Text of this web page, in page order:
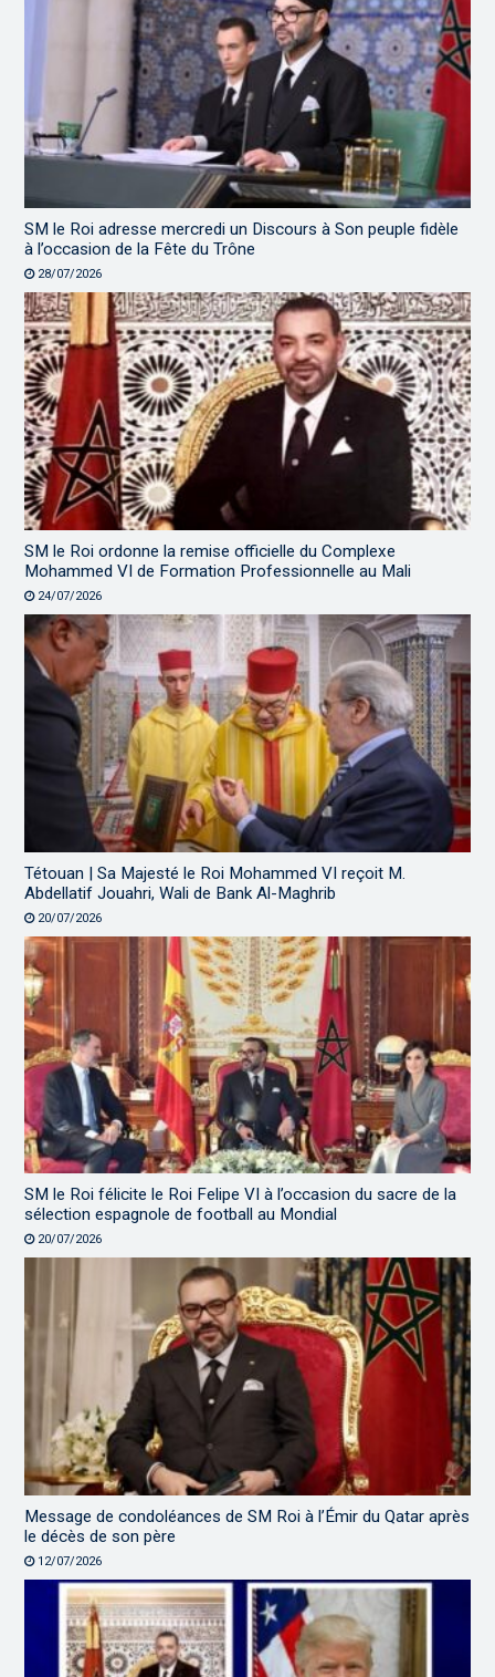
SM le Roi adresse mercredi un Discours à Son peuple fidèle
à l’occasion de la Fête du Trône
28/07/2026
SM le Roi ordonne la remise officielle du Complexe
Mohammed VI de Formation Professionnelle au Mali
24/07/2026
Tétouan | Sa Majesté le Roi Mohammed VI reçoit M.
Abdellatif Jouahri, Wali de Bank Al-Maghrib
20/07/2026
SM le Roi félicite le Roi Felipe VI à l’occasion du sacre de la
sélection espagnole de football au Mondial
20/07/2026
Message de condoléances de SM Roi à l’Émir du Qatar après
le décès de son père
12/07/2026